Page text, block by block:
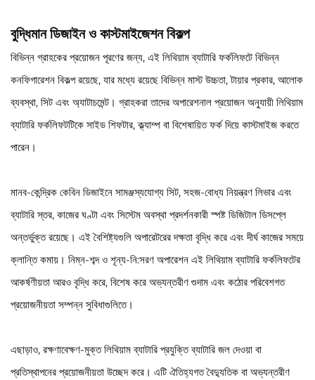
বুদ্ধিমান ডিজাইন ও কাস্টমাইজেশন বিকল্প
বিভিন্ন গ্রাহকের প্রয়োজন পূরণের জন্য, এই লিথিয়াম ব্যাটারি ফর্কলিফটে বিভিন্ন
কনফিগারেশন বিকল্প রয়েছে, যার মধ্যে রয়েছে বিভিন্ন মাস্ট উচ্চতা, টায়ার প্রকার, আলোক
ব্যবস্থা, সিট এবং অ্যাটাচমেন্ট। গ্রাহকরা তাদের অপারেশনাল প্রয়োজন অনুযায়ী লিথিয়াম
ব্যাটারি ফর্কলিফটটিকে সাইড শিফটার, ক্ল্যাম্প বা বিশেষায়িত ফর্ক দিয়ে কাস্টমাইজ করতে
পারেন।
মানব-কেন্দ্রিক কেবিন ডিজাইনে সামঞ্জস্যযোগ্য সিট, সহজ-বোধ্য নিয়ন্ত্রণ লিভার এবং
ব্যাটারি স্তর, কাজের ঘণ্টা এবং সিস্টেম অবস্থা প্রদর্শনকারী স্পষ্ট ডিজিটাল ডিসপ্লে
অন্তর্ভুক্ত রয়েছে। এই বৈশিষ্ট্যগুলি অপারেটরের দক্ষতা বৃদ্ধি করে এবং দীর্ঘ কাজের সময়ে
ক্লান্তি কমায়। নিম্ন-শব্দ ও শূন্য-নি:সরণ অপারেশন এই লিথিয়াম ব্যাটারি ফর্কলিফটের
আকর্ষণীয়তা আরও বৃদ্ধি করে, বিশেষ করে অভ্যন্তরীণ গুদাম এবং কঠোর পরিবেশগত
প্রয়োজনীয়তা সম্পন্ন সুবিধাগুলিতে।
এছাড়াও, রক্ষণাবেক্ষণ-মুক্ত লিথিয়াম ব্যাটারি প্রযুক্তি ব্যাটারি জল দেওয়া বা
প্রতিস্থাপনের প্রয়োজনীয়তা উচ্ছেদ করে। এটি ঐতিহ্যগত বৈদ্যুতিক বা অভ্যন্তরীণ